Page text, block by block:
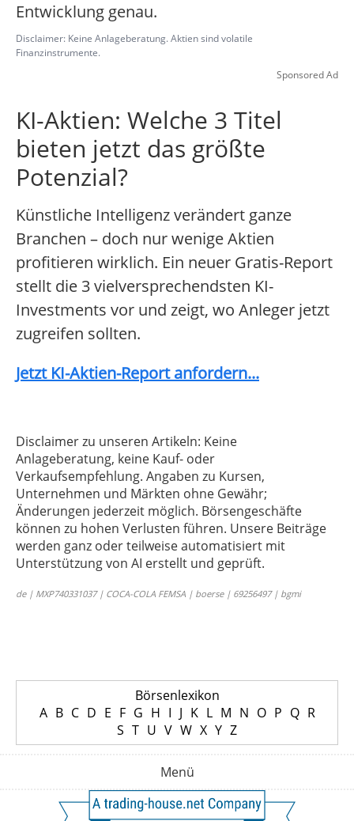
Entwicklung genau.
Disclaimer: Keine Anlageberatung. Aktien sind volatile
Finanzinstrumente.
Sponsored Ad
KI-Aktien: Welche 3 Titel
bieten jetzt das größte
Potenzial?
Künstliche Intelligenz verändert ganze
Branchen – doch nur wenige Aktien
profitieren wirklich. Ein neuer Gratis-Report
stellt die 3 vielversprechendsten KI-
Investments vor und zeigt, wo Anleger jetzt
zugreifen sollten.
Jetzt KI-Aktien-Report anfordern...
Disclaimer zu unseren Artikeln: Keine
Anlageberatung, keine Kauf- oder
Verkaufsempfehlung. Angaben zu Kursen,
Unternehmen und Märkten ohne Gewähr;
Änderungen jederzeit möglich. Börsengeschäfte
können zu hohen Verlusten führen. Unsere Beiträge
werden ganz oder teilweise automatisiert mit
Unterstützung von AI erstellt und geprüft.
de | MXP740331037 | COCA-COLA FEMSA | boerse | 69256497 | bgmi
Börsenlexikon
A B C D E F G H I J K L M N O P Q R
S T U V W X Y Z
Menü